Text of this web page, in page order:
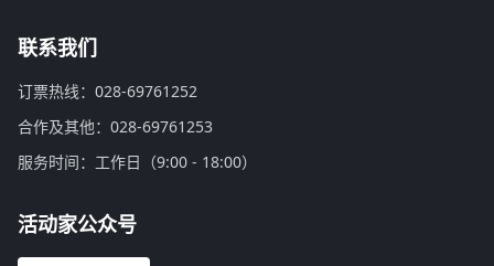
联系我们
订票热线：028-69761252
合作及其他：028-69761253
服务时间：工作日（9:00 - 18:00）
活动家公众号